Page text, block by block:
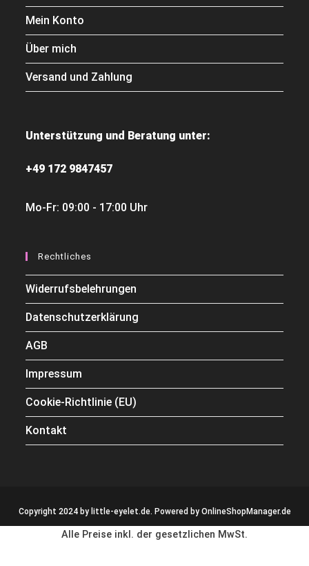
Mein Konto
Über mich
Versand und Zahlung
Unterstützung und Beratung unter:
+49 172 9847457
Mo-Fr: 09:00 - 17:00 Uhr
Rechtliches
Widerrufsbelehrungen
Datenschutzerklärung
AGB
Impressum
Cookie-Richtlinie (EU)
Kontakt
Copyright 2024 by little-eyelet.de. Powered by OnlineShopManager.de
Alle Preise inkl. der gesetzlichen MwSt.